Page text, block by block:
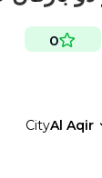
0
CityAl Aqir